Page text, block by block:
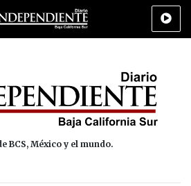
Policiaca Deportes Cultura
BCS, México y el mundo.